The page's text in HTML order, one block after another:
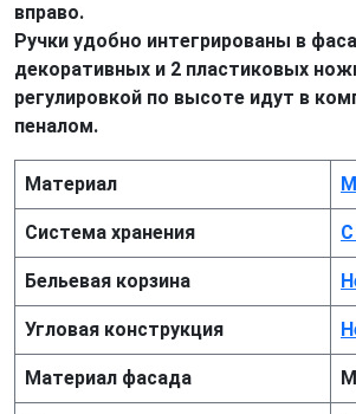
вправо.
Ручки удобно интегрированы в
декоративных и 2 пластиковых
регулировкой по высоте идут в
пеналом.
Материал
Система хранения
Бельевая корзина
Угловая конструкция
Материал фасада